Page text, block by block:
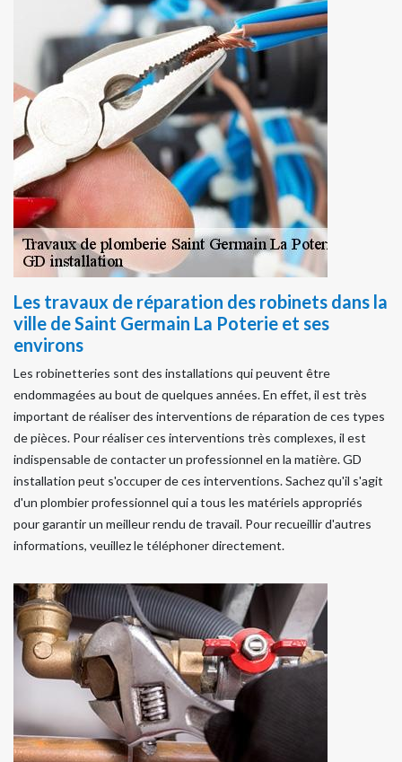
Les travaux de réparation des robinets dans la
ville de Saint Germain La Poterie et ses
environs
Les robinetteries sont des installations qui peuvent être
endommagées au bout de quelques années. En effet, il est très
important de réaliser des interventions de réparation de ces types
de pièces. Pour réaliser ces interventions très complexes, il est
indispensable de contacter un professionnel en la matière. GD
installation peut s'occuper de ces interventions. Sachez qu'il s'agit
d'un plombier professionnel qui a tous les matériels appropriés
pour garantir un meilleur rendu de travail. Pour recueillir d'autres
informations, veuillez le téléphoner directement.